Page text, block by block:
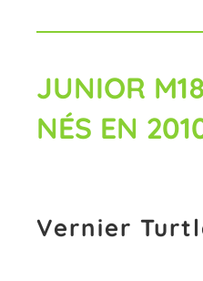
JUNIOR
NÉS EN
Vernier